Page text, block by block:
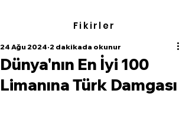
Fikirler
Dünya'nın En İyi 100
Limanına Türk Damgası
24 Ağu 2024 2 dakikada okunur